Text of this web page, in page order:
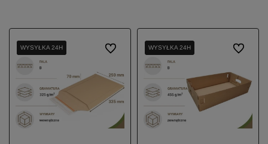
WYSYŁKA 24H
WYSYŁKA 24H
WYSYŁKA 24H Do ulubionychWYSYŁKA 24H
WYSYŁKA 24H Do